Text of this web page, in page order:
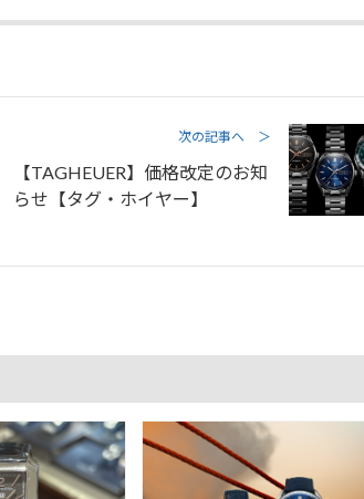
次の記事へ ＞
【TAGHEUER】価格改定のお知
らせ【タグ・ホイヤー】